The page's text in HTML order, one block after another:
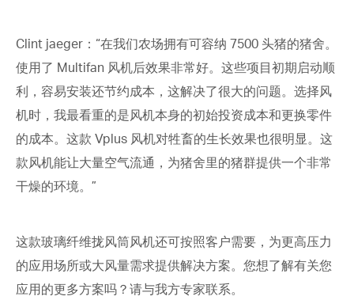
Clint jaeger ：“在我们农场拥有可容纳 7500 头猪的猪舍。
使用了 Multifan 风机后效果非常好。这些项目初期启动顺
利，容易安装还节约成本，这解决了很大的问题。选择风
机时，我最看重的是风机本身的初始投资成本和更换零件
的成本。这款 Vplus 风机对牲畜的生长效果也很明显。这
款风机能让大量空气流通，为猪舍里的猪群提供一个非常
干燥的环境。”
这款玻璃纤维拢风筒风机还可按照客户需要，为更高压力
的应用场所或大风量需求提供解决方案。您想了解有关您
应用的更多方案吗？请与我方专家联系。